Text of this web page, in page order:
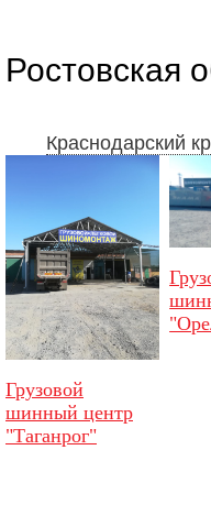
Ростовская
Краснодарский
Грузовой
шинный центр
"Таганрог"